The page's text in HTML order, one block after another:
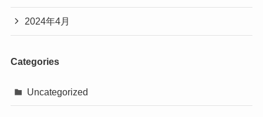
2024年4月
Categories
Uncategorized